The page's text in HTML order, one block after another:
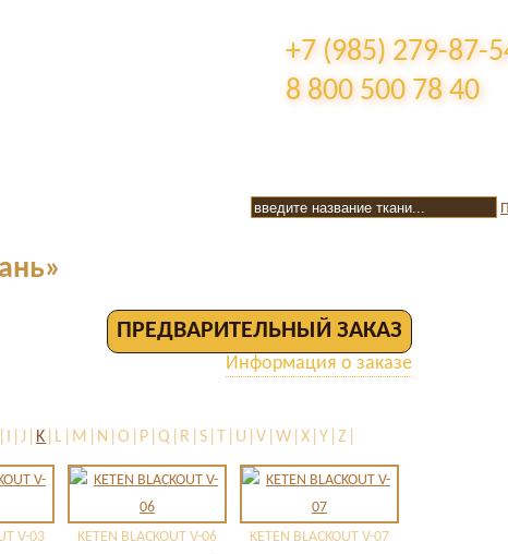
+7 (985) 279-87-
8 800 500 78 40
ПРЕДВАРИТЕЛЬНЫЙ ЗАКАЗ
Информация о заказе
K |L|M|N|O|P|Q|R|S|T|U|V|W|X|Y|Z|
V-03
KETEN BLACKOUT V-06
KETEN BLACKOUT V-07